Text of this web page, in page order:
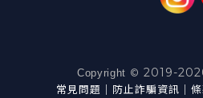
Copyright © 2019-
常見問題 防止詐騙資訊